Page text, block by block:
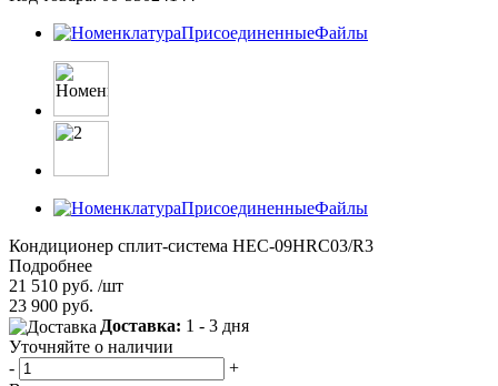
Кондиционер сплит-система HEC-09HRC03/R3
Подробнее
21 510 руб. /шт
23 900 руб.
Доставка: 1 - 3 дня
Уточняйте о наличии
-
+